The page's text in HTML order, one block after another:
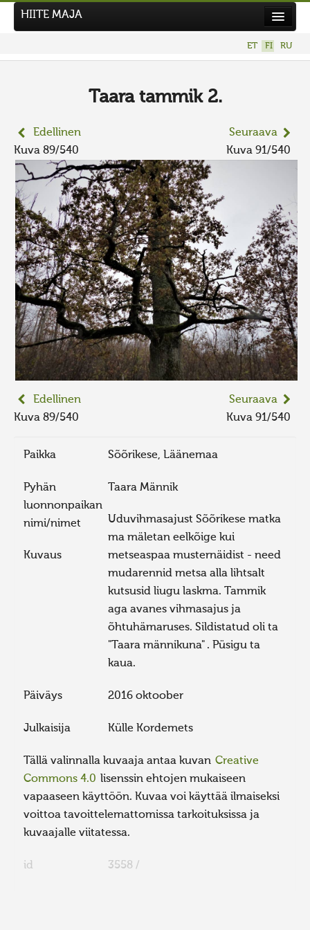
UUSI KUVAKILPAILU
AIEMMAT KILPAILUT
HIITE MAJA
ET FI RU
Taara tammik 2.
Edellinen
Kuva 89/540
Seuraava
Kuva 91/540
Edellinen
Kuva 89/540
Seuraava
Kuva 91/540
Paikka Sõõrikese, Läänemaa
Pyhän
luonnonpaikan
nimi/nimet
Taara Männik
Kuvaus
Uduvihmasajust Sõõrikese matka
ma mäletan eelkõige kui
metseaspaa musternäidist - need
mudarennid metsa alla lihtsalt
kutsusid liugu laskma. Tammik
aga avanes vihmasajus ja
õhtuhämaruses. Sildistatud oli ta
"Taara männikuna" . Püsigu ta
kaua.
Päiväys 2016 oktoober
Julkaisija Külle Kordemets
Tällä valinnalla kuvaaja antaa kuvan Creative
Commons 4.0 lisenssin ehtojen mukaiseen
vapaaseen käyttöön. Kuvaa voi käyttää ilmaiseksi
voittoa tavoittelemattomissa tarkoituksissa ja
kuvaajalle viitatessa.
id 3558 /